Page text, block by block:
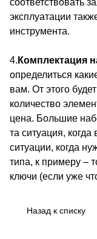
эксплуатации
инструмента.
4. Комплектация
определиться
вам. От этого
количество
цена. Большие
та ситуация,
ситуации, когда
типа, к примеру –
ключи (если уже
Назад к списку